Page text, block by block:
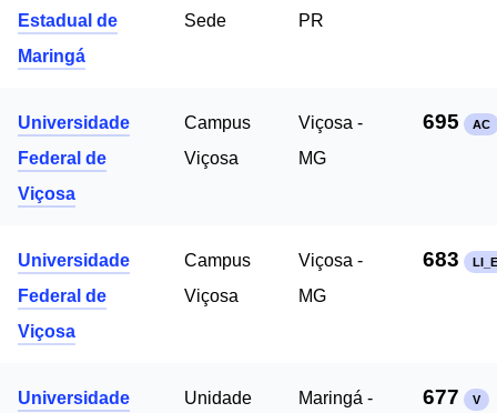
Estadual de
Maringá
Sede
PR
Universidade
Federal de
Viçosa
Campus
Viçosa
Viçosa -
MG
695 AC
Universidade
Federal de
Viçosa
Campus
Viçosa
Viçosa -
MG
683
Universidade
Unidade
Maringá -
677 V